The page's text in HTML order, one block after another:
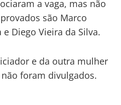
a vaga, mas não
são Marco
Diego Vieira da Silva.
e da outra mulher
foram divulgados.